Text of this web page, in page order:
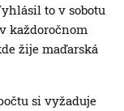
to v sobotu
každoročnom
žije maďarská
si vyžaduje